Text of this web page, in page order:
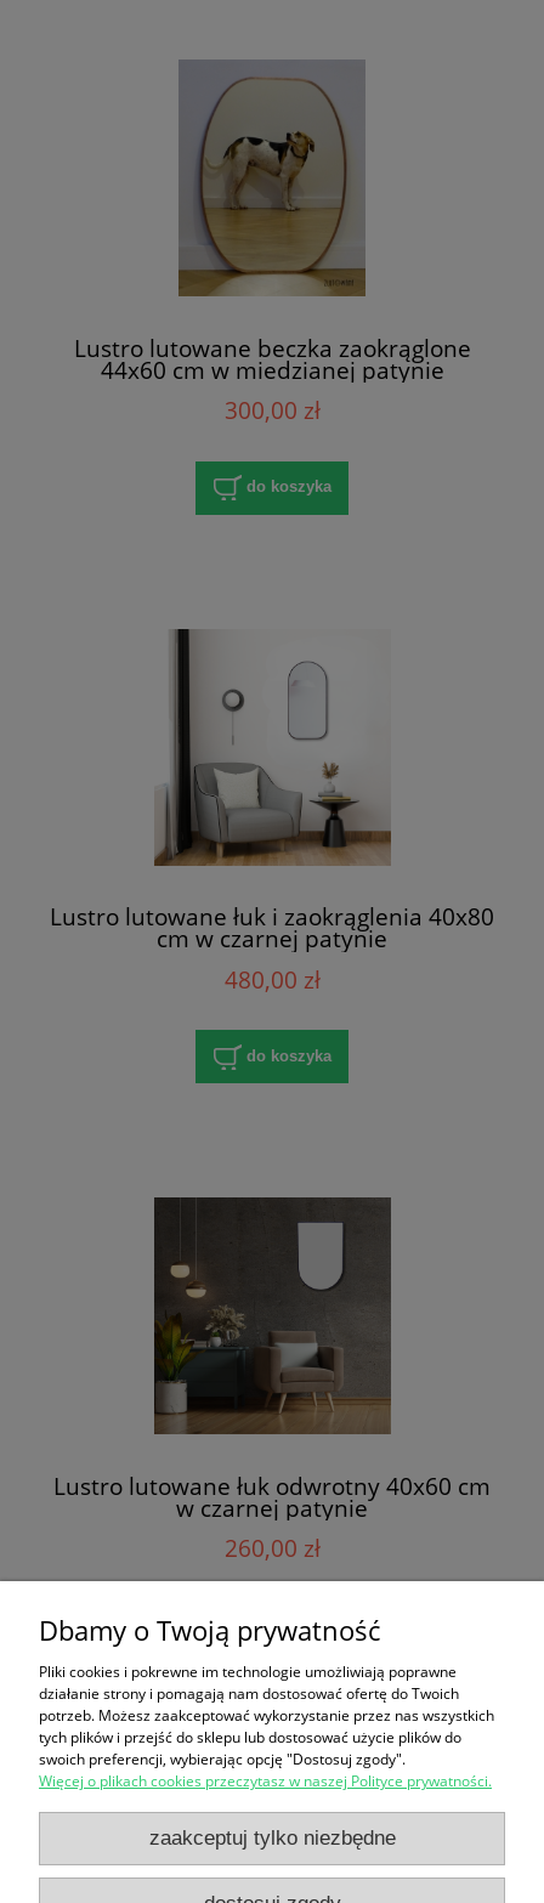
Lustro lutowane beczka zaokrąglone
44x60 cm w miedzianej patynie
300,00 zł
do koszyka
Lustro lutowane łuk i zaokrąglenia 40x80
cm w czarnej patynie
480,00 zł
do koszyka
Lustro lutowane łuk odwrotny 40x60 cm
w czarnej patynie
260,00 zł
do koszyka
« 1 2
Zakupy
Pomoc
Dbamy o Twoją prywatność
Pliki cookies i pokrewne im technologie umożliwiają poprawne
działanie strony i pomagają nam dostosować ofertę do Twoich
potrzeb. Możesz zaakceptować wykorzystanie przez nas wszystkich
tych plików i przejść do sklepu lub dostosować użycie plików do
swoich preferencji, wybierając opcję "Dostosuj zgody".
Więcej o plikach cookies przeczytasz w naszej Polityce prywatności.
zaakceptuj tylko niezbędne